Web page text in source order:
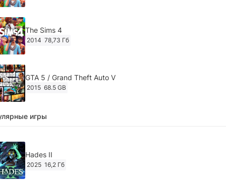
The Sims 4
2014 78,73 Гб
GTA 5 / Grand Theft Auto V
2015 68.5 GB
Ghost of Tsushima: Director's Cut v.1053.8.1023.1614
игры
Hades II
2025 16,2 Гб